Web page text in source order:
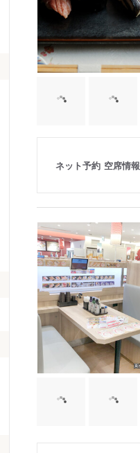
ネット予約 空席情報